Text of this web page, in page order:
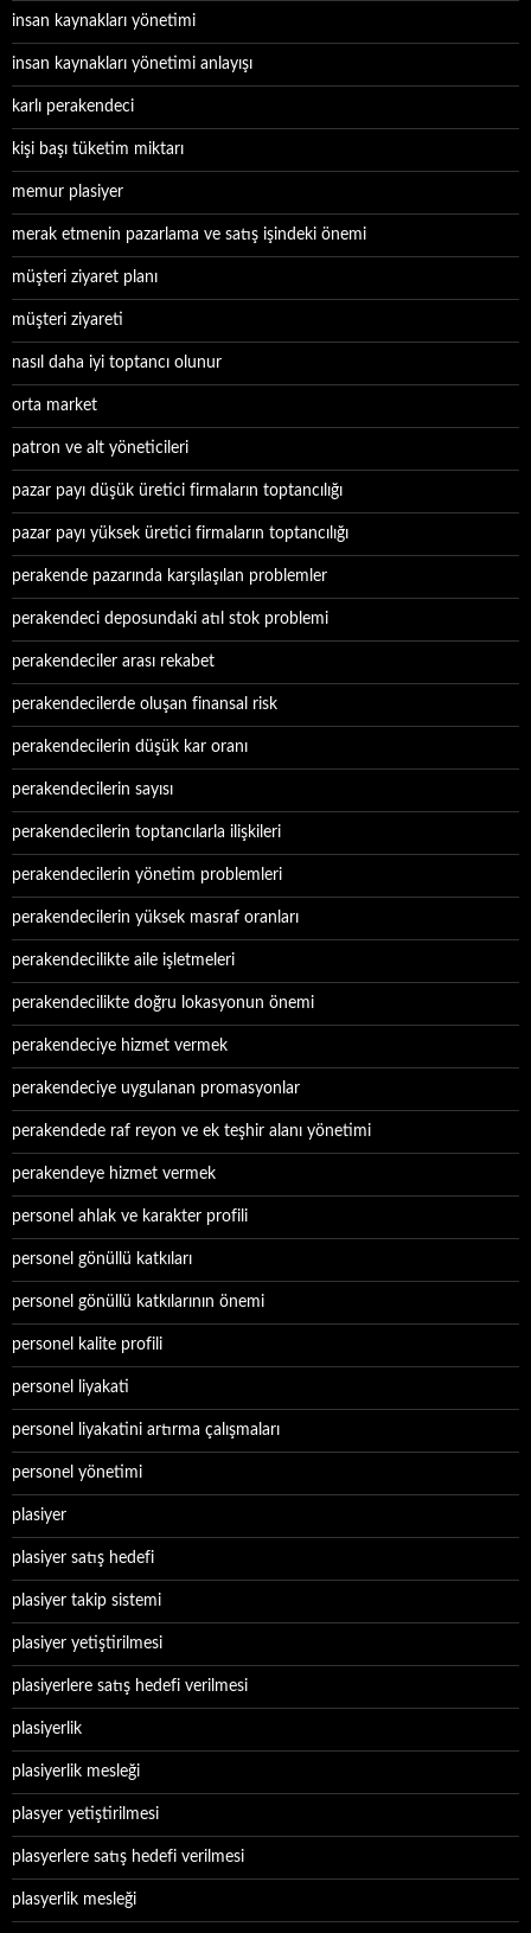
insan kaynakları yönetimi
insan kaynakları yönetimi anlayışı
karlı perakendeci
kişi başı tüketim miktarı
memur plasiyer
merak etmenin pazarlama ve satış işindeki önemi
müşteri ziyaret planı
müşteri ziyareti
nasıl daha iyi toptancı olunur
orta market
patron ve alt yöneticileri
pazar payı düşük üretici firmaların toptancılığı
pazar payı yüksek üretici firmaların toptancılığı
perakende pazarında karşılaşılan problemler
perakendeci deposundaki atıl stok problemi
perakendeciler arası rekabet
perakendecilerde oluşan finansal risk
perakendecilerin düşük kar oranı
perakendecilerin sayısı
perakendecilerin toptancılarla ilişkileri
perakendecilerin yönetim problemleri
perakendecilerin yüksek masraf oranları
perakendecilikte aile işletmeleri
perakendecilikte doğru lokasyonun önemi
perakendeciye hizmet vermek
perakendeciye uygulanan promasyonlar
perakendede raf reyon ve ek teşhir alanı yönetimi
perakendeye hizmet vermek
personel ahlak ve karakter profili
personel gönüllü katkıları
personel gönüllü katkılarının önemi
personel kalite profili
personel liyakati
personel liyakatini artırma çalışmaları
personel yönetimi
plasiyer
plasiyer satış hedefi
plasiyer takip sistemi
plasiyer yetiştirilmesi
plasiyerlere satış hedefi verilmesi
plasiyerlik
plasiyerlik mesleği
plasyer yetiştirilmesi
plasyerlere satış hedefi verilmesi
plasyerlik mesleği